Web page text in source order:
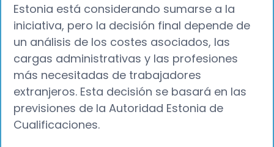
Estonia está considerando sumarse a la
iniciativa, pero la decisión final depende de
un análisis de los costes asociados, las
cargas administrativas y las profesiones
más necesitadas de trabajadores
extranjeros. Esta decisión se basará en las
previsiones de la Autoridad Estonia de
Cualificaciones.